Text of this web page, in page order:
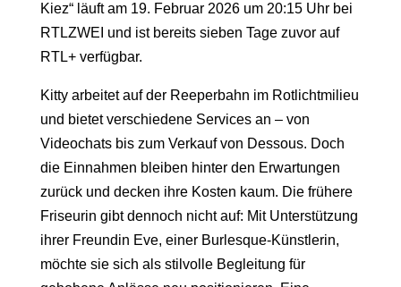
Kiez“ läuft am 19. Februar 2026 um 20:15 Uhr bei
RTLZWEI und ist bereits sieben Tage zuvor auf
RTL+verfügbar.
Kitty arbeitet auf der Reeperbahn im Rotlichtmilieu
und bietet verschiedene Services an – von
Videochats bis zum Verkauf von Dessous. Doch
die Einnahmen bleiben hinter den Erwartungen
zurück und decken ihre Kosten kaum. Die frühere
Friseurin gibt dennoch nicht auf: Mit Unterstützung
ihrer Freundin Eve, einer Burlesque-Künstlerin,
möchte sie sich als stilvolle Begleitung für